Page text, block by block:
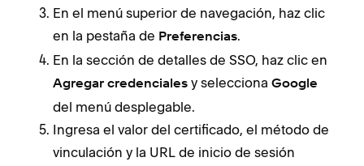
En el menú superior de navegación, haz clic
en la pestaña de Preferencias.
En la sección de detalles de SSO, haz clic en
Agregar credenciales y selecciona Google
del menú desplegable.
Ingresa el valor del certificado, el método de
vinculación y la URL de inicio de sesión